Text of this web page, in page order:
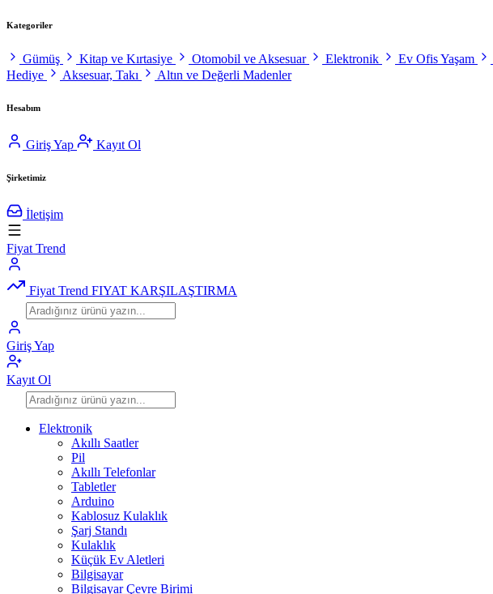
Kategoriler
Gümüş Kitap ve Kırtasiye Otomobil ve Aksesuar Elektronik Ev Ofis Yaşam
Hediye
Aksesuar, Takı Altın ve Değerli Madenler
Hesabım
Giriş Yap Kayıt Ol
Şirketimiz
İletişim
Fiyat Trend
Fiyat Trend FIYAT KARŞILAŞTIRMA
Giriş Yap
Kayıt Ol
Elektronik
Akıllı Saatler
Pil
Akıllı Telefonlar
Tabletler
Arduino
Kablosuz Kulaklık
Şarj Standı
Kulaklık
Küçük Ev Aletleri
Bilgisayar
Bilgisayar Çevre Birimi